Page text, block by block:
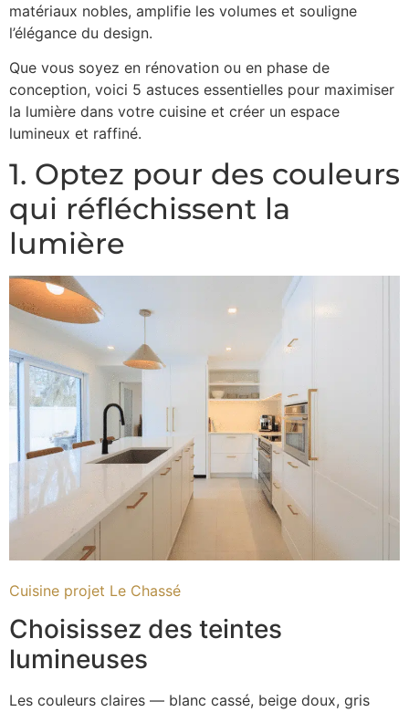
matériaux nobles, amplifie les volumes et souligne
l’élégance du design.
Que vous soyez en rénovation ou en phase de
conception, voici 5 astuces essentielles pour maximiser
la lumière dans votre cuisine et créer un espace
lumineux et raffiné.
1. Optez pour des couleurs
qui réfléchissent la
lumière
Cuisine projet Le Chassé
Choisissez des teintes
lumineuses
Les couleurs claires — blanc cassé, beige doux, gris